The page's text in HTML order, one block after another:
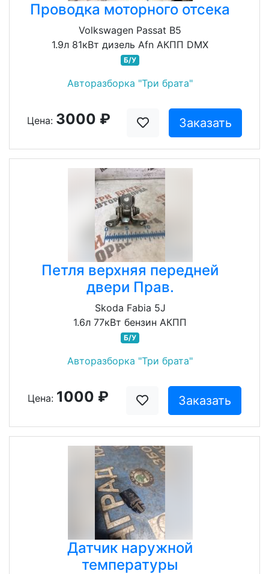
Проводка моторного отсека
Volkswagen Passat B5
1.9л 81кВт дизель Afn АКПП DMX
Б/У
Авторазборка "Три брата"
Цена: 3000 ₽ Заказать
Петля верхняя передней
двери Прав.
Skoda Fabia 5J
1.6л 77кВт бензин АКПП
Б/У
Авторазборка "Три брата"
Цена: 1000 ₽ Заказать
Датчик наружной
температуры